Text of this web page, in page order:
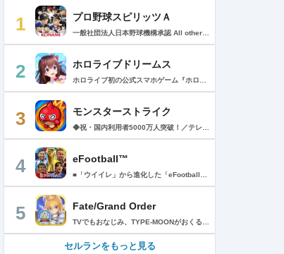
1 プロ野球スピリッツＡ
2 ホロライブドリームス
3 モンスターストライク
4 eFootball™
5 Fate/Grand Order
セルランをもっと見る